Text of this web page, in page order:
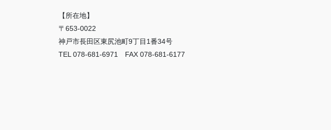
【所在地】
〒653-0022
神戸市長田区東尻池町9丁目1番34号
TEL 078-681-6971 FAX 078-681-6177